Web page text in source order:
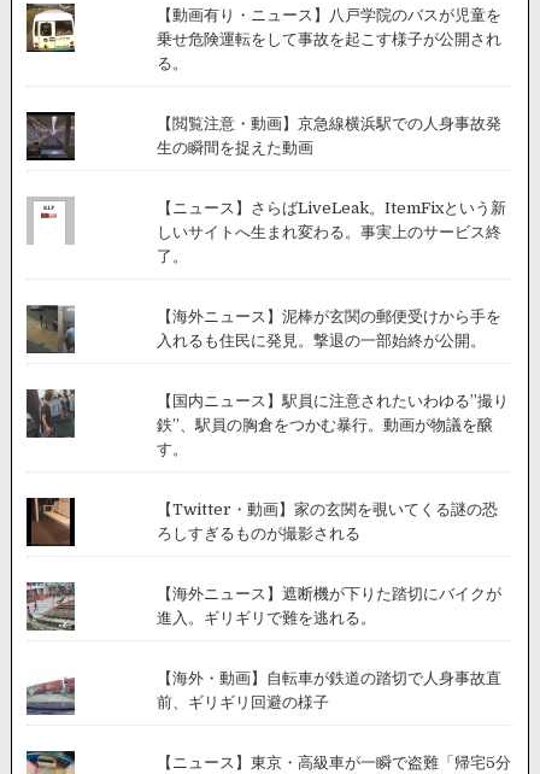
タ
ー
弾
よ
う
に。
【動画有り・ニュース】八戸学院のバスが児童を
乗せ危険運転をして事故を起こす様子が公開され
る。
【閲覧注意・動画】京急線横浜駅での人身事故発
生の瞬間を捉えた動画
【ニュース】さらばLiveLeak。ItemFixという新
しいサイトへ生まれ変わる。事実上のサービス終
了。
【海外ニュース】泥棒が玄関の郵便受けから手を
入れるも住民に発見。撃退の一部始終が公開。
【国内ニュース】駅員に注意されたいわゆる”撮り
鉄”、駅員の胸倉をつかむ暴行。動画が物議を醸
す。
【Twitter・動画】家の玄関を覗いてくる謎の恐
ろしすぎるものが撮影される
【海外ニュース】遮断機が下りた踏切にバイクが
進入。ギリギリで難を逃れる。
【海外・動画】自転車が鉄道の踏切で人身事故直
前、ギリギリ回避の様子
【ニュース】東京・高級車が一瞬で盗難「帰宅5分